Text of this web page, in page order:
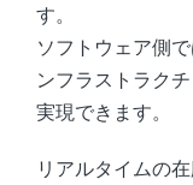
す。
ソフトウェア側
ンフラストラク
実現できます。
リアルタイムの